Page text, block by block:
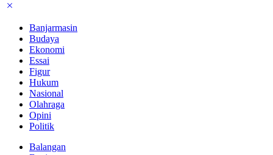
Banjarmasin
Budaya
Ekonomi
Essai
Figur
Hukum
Nasional
Olahraga
Opini
Politik
Balangan